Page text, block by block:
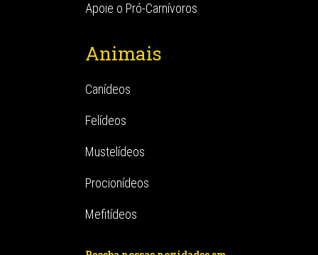
Apoie o Pró-Carnívoros
Animais
Canídeos
Felídeos
Mustelídeos
Procionídeos
Mefitídeos